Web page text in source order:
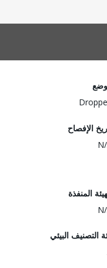
الإفصاح
المنفذة
التصنيف البيئي